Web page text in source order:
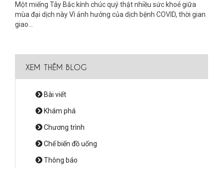
Một miếng Tây Bắc kính chúc quý thật nhiều sức khoẻ giữa
mùa đại dịch này Vì ảnh hưởng của dịch bệnh COVID, thời gian
giao...
XEM THÊM BLOG
Bài viết
Khám phá
Chương trình
Chế biến đồ uống
Thông báo